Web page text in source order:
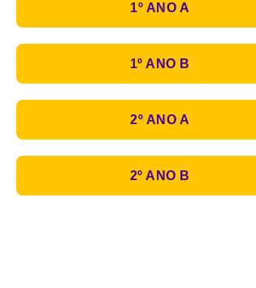
1º ANO A
1º ANO B
2º ANO A
2º ANO B